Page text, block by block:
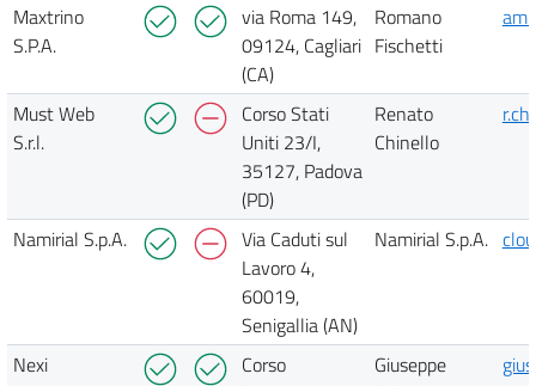
Maxtrino
S.P.A.
via Roma 149,
09124, Cagliari
(CA)
Romano
Fischetti
Must Web
S.r.l.
Corso Stati
Uniti 23/I,
35127, Padova
(PD)
Renato
Chinello
Namirial S.p.A.
Via Caduti sul
Lavoro 4,
60019,
Senigallia (AN)
Namirial S.p.A.
Nexi
Corso
Giuseppe